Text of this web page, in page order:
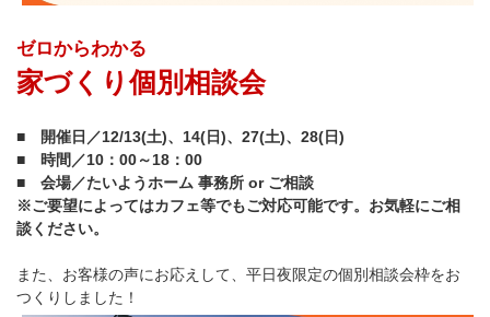
ゼロからわかる
家づくり個別相談会
■ 開催日／12/13(土)、14(日)、27(土)、28(日)
■ 時間／10：00～18：00
■ 会場／たいようホーム 事務所 or ご相談
※ご要望によってはカフェ等でもご対応可能です。お気軽にご相
談ください。
また、お客様の声にお応えして、平日夜限定の個別相談会枠をお
つくりしました！